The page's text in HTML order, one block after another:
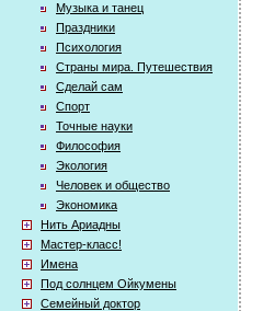
Музыка и танец
Праздники
Психология
Страны мира. Путешествия
Сделай сам
Спорт
Точные науки
Философия
Экология
Человек и общество
Экономика
Нить Ариадны
Мастер-класс!
Имена
Под солнцем Ойкумены
Семейный доктор